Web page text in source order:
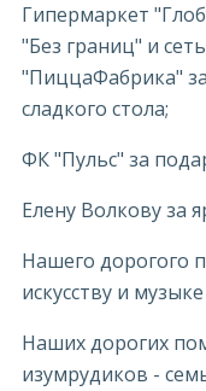
Гипермаркет
"Без границ" и
"ПиццаФабрика"
сладкого стола;
ФК "Пульс" за
Елену Волкову за
Нашего дорогого
искусству и
Наших дорогих
изумрудиков -